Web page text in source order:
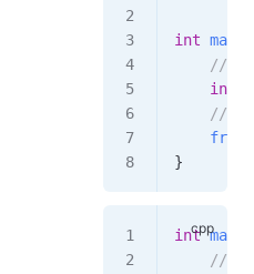
int main
// 使
    int
// 记
    free
}
int main
// 使